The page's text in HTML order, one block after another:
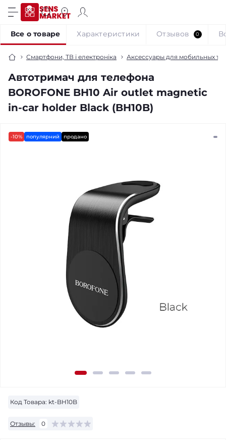
Смартфони, ТВ і електроніка Аксессуары для мобильных
Автотримач для телефона
BOROFONE BH10 Air outlet magnetic
in-car holder Black (BH10B)
Все о товаре Характеристики Отзывов 0
-10% популярний продано
Код Товара: kt-BH10B
Отзывы: 0